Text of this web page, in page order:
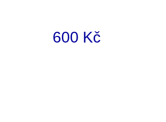
600 Kč